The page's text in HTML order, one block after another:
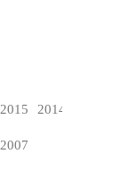
2015 2014
2007